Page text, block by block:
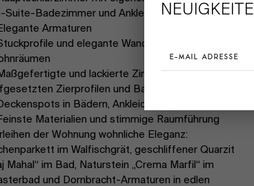
Suite-Badezimmer und Ankleide
Armaturen
und elegante Wandfarbe in den
und lackierte Zimmertüren mit
Zierprofilen und Bauhaus-Beschlägen
in Bädern, Ankleide und Küche
Materialien und stimmige Raumführung
der Wohnung wohnliche Eleganz:
im Walfischgrät, geschliffener Quarzit
Mahal“ im Bad, Naturstein „Crema Marfil“ im
und Dornbracht-Armaturen in edlen